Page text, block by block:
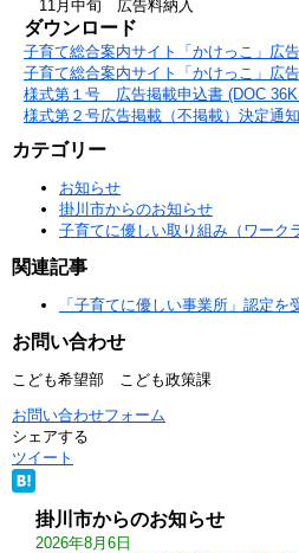
11月中旬 広告料納入
ダウンロード
子育て総合案内サイト「かけっこ」広
子育て総合案内サイト「かけっこ」広
様式第１号 広告掲載申込書 (DOC
様式第２号広告掲載（不掲載）決定通
カテゴリー
お知らせ
掛川市からのお知らせ
子育てに優しい取り組み（ワーク
関連記事
「子育てに優しい事業所」認定を
お問い合わせ
こども希望部 こども政策課
お問い合わせフォーム
シェアする
ツイート
掛川市からのお知らせ
2026年8月6日